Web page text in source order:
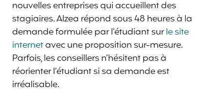
nouvelles entreprises qui accueillent des
stagiaires. Alzea répond sous 48 heures à la
demande formulée par l’étudiant surle site
internetavec une proposition sur-mesure.
Parfois, les conseillers n’hésitent pas à
réorienter l’étudiant si sa demande est
irréalisable.